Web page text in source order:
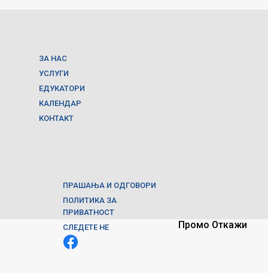
ЗА НАС
УСЛУГИ
ЕДУКАТОРИ
КАЛЕНДАР
КОНТАКТ
ПРАШАЊА И ОДГОВОРИ
ПОЛИТИКА ЗА
ПРИВАТНОСТ
СЛЕДЕТЕ НЕ
Промо Откажи